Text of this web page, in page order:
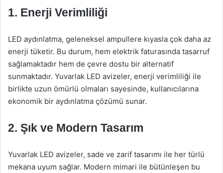
1. Enerji Verimliliği
LED aydınlatma, geleneksel ampullere kıyasla çok daha az
enerji tüketir. Bu durum, hem elektrik faturasında tasarruf
sağlamaktadır hem de çevre dostu bir alternatif
sunmaktadır. Yuvarlak LED avizeler, enerji verimliliği ile
birlikte uzun ömürlü olmaları sayesinde, kullanıcılarına
ekonomik bir aydınlatma çözümü sunar.
2. Şık ve Modern Tasarım
Yuvarlak LED avizeler, sade ve zarif tasarımı ile her türlü
mekana uyum sağlar. Modern mimari ile bütünleşen bu